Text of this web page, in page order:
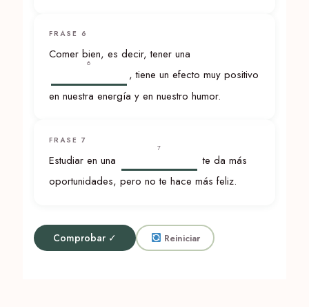
FRASE 6
Comer bien, es decir, tener una
6
, tiene un efecto muy positivo
en nuestra energía y en nuestro humor.
FRASE 7
Estudiar en una
7
te da más
oportunidades, pero no te hace más feliz.
Comprobar ✓ Reiniciar